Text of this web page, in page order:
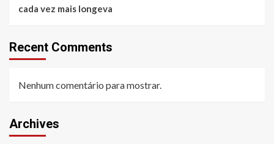
cada vez mais longeva
Recent Comments
Nenhum comentário para mostrar.
Archives